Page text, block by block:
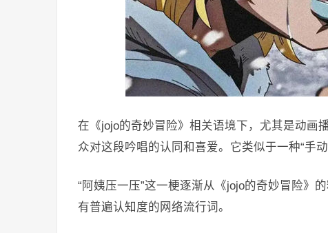
在《jojo的奇妙冒险》相关语境下，尤其是动画
众对这段吟唱的认同和喜爱。它类似于一种“手
“阿姨压一压”这一梗逐渐从《jojo的奇妙冒险》
有普遍认知度的网络流行词。